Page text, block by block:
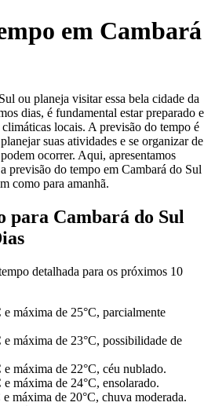
em Cambará
ou planeja visitar essa bela cidade da
dias, é fundamental estar preparado e
locais. A previsão do tempo é
suas atividades e se organizar de
ocorrer. Aqui, apresentamos
previsão do tempo em Cambará do Sul
como para amanhã.
para Cambará do Sul
detalhada para os próximos 10
máxima de 25°C, parcialmente
máxima de 23°C, possibilidade de
máxima de 22°C, céu nublado.
máxima de 24°C, ensolarado.
máxima de 20°C, chuva moderada.